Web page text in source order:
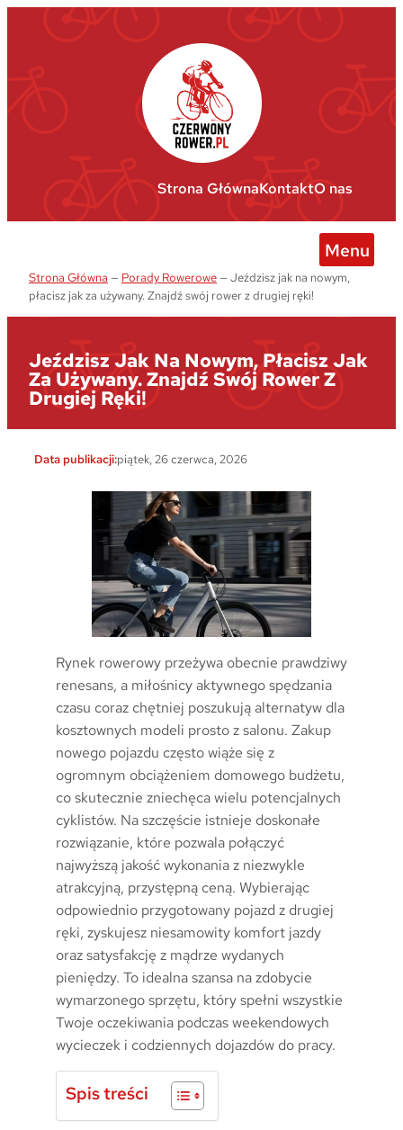
Przejdź
treści
Strona GłównaKontaktO nas
Menu
Strona Główna — Porady Rowerowe—Jeździsz jak na nowym,
płacisz jak za używany. Znajdź swój rower z drugiej ręki!
Jeździsz Jak Na Nowym, Płacisz Jak
Za Używany. Znajdź Swój Rower Z
Drugiej Ręki!
Data publikacji:piątek, 26 czerwca, 2026
Rynek rowerowy przeżywa obecnie prawdziwy
renesans, a miłośnicy aktywnego spędzania
czasu coraz chętniej poszukują alternatyw dla
kosztownych modeli prosto z salonu. Zakup
nowego pojazdu często wiąże się z
ogromnym obciążeniem domowego budżetu,
co skutecznie zniechęca wielu potencjalnych
cyklistów. Na szczęście istnieje doskonałe
rozwiązanie, które pozwala połączyć
najwyższą jakość wykonania z niezwykle
atrakcyjną, przystępną ceną. Wybierając
odpowiednio przygotowany pojazd z drugiej
ręki, zyskujesz niesamowity komfort jazdy
oraz satysfakcję z mądrze wydanych
pieniędzy. To idealna szansa na zdobycie
wymarzonego sprzętu, który spełni wszystkie
Twoje oczekiwania podczas weekendowych
wycieczek i codziennych dojazdów do pracy.
Spis treści